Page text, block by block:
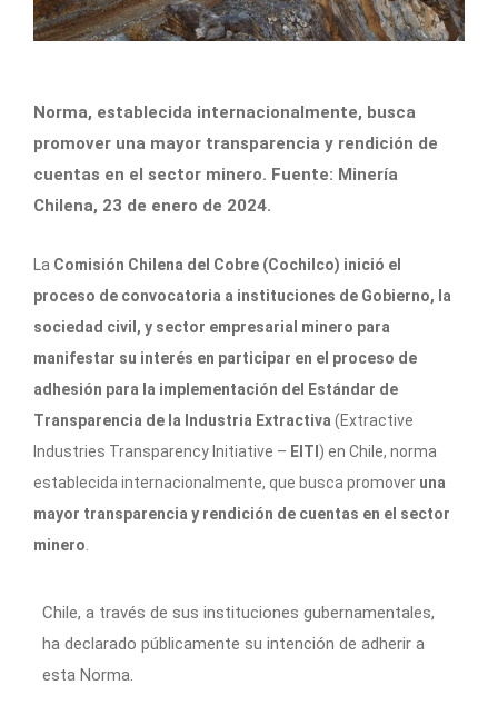
Norma, establecida internacionalmente, busca
promover una mayor transparencia y rendición de
cuentas en el sector minero. Fuente: Minería
Chilena, 23 de enero de 2024.
La Comisión Chilena del Cobre (Cochilco) inició el
proceso de convocatoria a instituciones de Gobierno, la
sociedad civil, y sector empresarial minero para
manifestar su interés en participar en el proceso de
adhesión para la implementación del Estándar de
Transparencia de la Industria Extractiva (Extractive
Industries Transparency Initiative – EITI ) en Chile, norma
establecida internacionalmente, que busca promover una
mayor transparencia y rendición de cuentas en el sector
minero
Chile, a través de sus instituciones gubernamentales,
ha declarado públicamente su intención de adherir a
esta Norma.